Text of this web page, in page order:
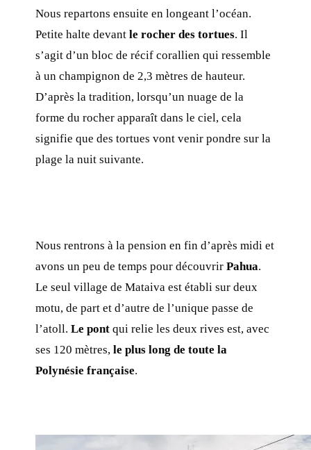
Nous repartons ensuite en longeant l’océan.
Petite halte devantle rocher des tortues. Il
s’agit d’un bloc de récif corallien qui ressemble
à un champignon de 2,3 mètres de hauteur.
D’après la tradition, lorsqu’un nuage de la
forme du rocher apparaît dans le ciel, cela
signifie que des tortues vont venir pondre sur la
plage la nuit suivante.
Nous rentrons à la pension en fin d’après midi et
avons un peu de temps pour découvrirPahua.
Le seul village de Mataiva est établi sur deux
motu, de part et d’autre de l’unique passe de
l’atoll.Le pont qui relie les deux rives est, avec
ses 120 mètres,le plus long de toute la
Polynésie française.